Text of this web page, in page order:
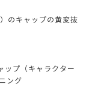
のキャップの黄変抜
ップ（キャラクター
ング